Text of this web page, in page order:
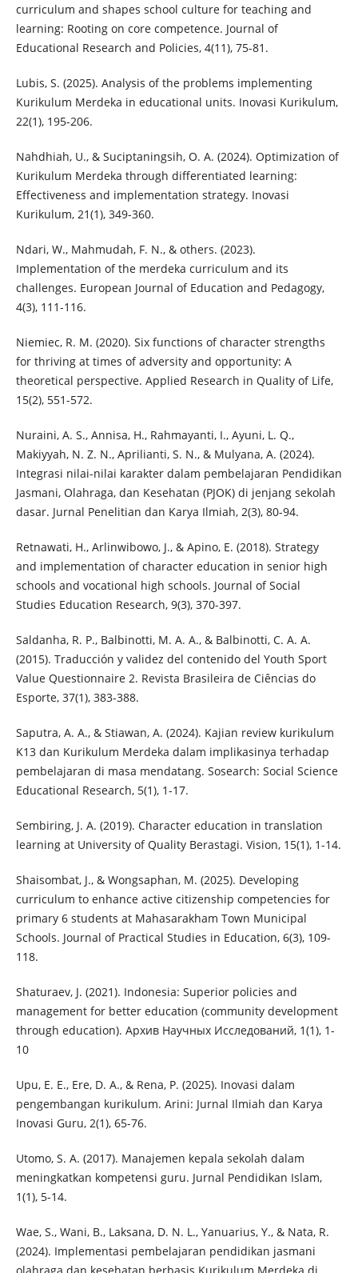
curriculum and shapes school culture for teaching and
learning: Rooting on core competence. Journal of
Educational Research and Policies, 4(11), 75-81.
Lubis, S. (2025). Analysis of the problems implementing
Kurikulum Merdeka in educational units. Inovasi Kurikulum,
22(1), 195-206.
Nahdhiah, U., & Suciptaningsih, O. A. (2024). Optimization of
Kurikulum Merdeka through differentiated learning:
Effectiveness and implementation strategy. Inovasi
Kurikulum, 21(1), 349-360.
Ndari, W., Mahmudah, F. N., & others. (2023).
Implementation of the merdeka curriculum and its
challenges. European Journal of Education and Pedagogy,
4(3), 111-116.
Niemiec, R. M. (2020). Six functions of character strengths
for thriving at times of adversity and opportunity: A
theoretical perspective. Applied Research in Quality of Life,
15(2), 551-572.
Nuraini, A. S., Annisa, H., Rahmayanti, I., Ayuni, L. Q.,
Makiyyah, N. Z. N., Aprilianti, S. N., & Mulyana, A. (2024).
Integrasi nilai-nilai karakter dalam pembelajaran Pendidikan
Jasmani, Olahraga, dan Kesehatan (PJOK) di jenjang sekolah
dasar. Jurnal Penelitian dan Karya Ilmiah, 2(3), 80-94.
Retnawati, H., Arlinwibowo, J., & Apino, E. (2018). Strategy
and implementation of character education in senior high
schools and vocational high schools. Journal of Social
Studies Education Research, 9(3), 370-397.
Saldanha, R. P., Balbinotti, M. A. A., & Balbinotti, C. A. A.
(2015). Traducción y validez del contenido del Youth Sport
Value Questionnaire 2. Revista Brasileira de Ciências do
Esporte, 37(1), 383-388.
Saputra, A. A., & Stiawan, A. (2024). Kajian review kurikulum
K13 dan Kurikulum Merdeka dalam implikasinya terhadap
pembelajaran di masa mendatang. Sosearch: Social Science
Educational Research, 5(1), 1-17.
Sembiring, J. A. (2019). Character education in translation
learning at University of Quality Berastagi. Vision, 15(1), 1-14.
Shaisombat, J., & Wongsaphan, M. (2025). Developing
curriculum to enhance active citizenship competencies for
primary 6 students at Mahasarakham Town Municipal
Schools. Journal of Practical Studies in Education, 6(3), 109-
118.
Shaturaev, J. (2021). Indonesia: Superior policies and
management for better education (community development
through education). Архив Научных Исследований, 1(1), 1-
10
Upu, E. E., Ere, D. A., & Rena, P. (2025). Inovasi dalam
pengembangan kurikulum. Arini: Jurnal Ilmiah dan Karya
Inovasi Guru, 2(1), 65-76.
Utomo, S. A. (2017). Manajemen kepala sekolah dalam
meningkatkan kompetensi guru. Jurnal Pendidikan Islam,
1(1), 5-14.
Wae, S., Wani, B., Laksana, D. N. L., Yanuarius, Y., & Nata, R.
(2024). Implementasi pembelajaran pendidikan jasmani